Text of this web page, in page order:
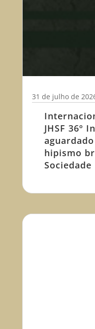
JHSF 36º
hipismo
31 de julho de